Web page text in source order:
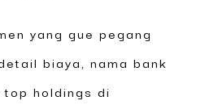
yang gue pegang
biaya, nama bank
holdings di